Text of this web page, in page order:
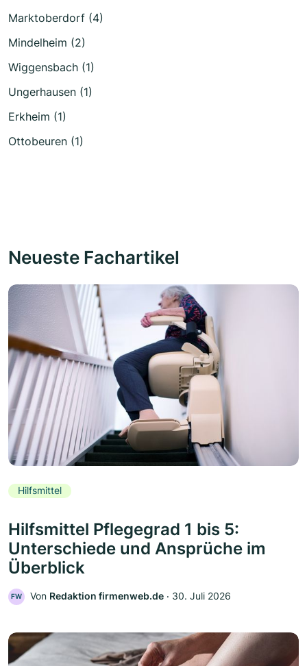
Marktoberdorf (4)
Mindelheim (2)
Wiggensbach (1)
Ungerhausen (1)
Erkheim (1)
Ottobeuren (1)
Neueste Fachartikel
Hilfsmittel
Hilfsmittel Pflegegrad 1 bis 5:
Unterschiede und Ansprüche im
Überblick
FW Von Redaktion firmenweb.de ‧ 30. Juli 2026